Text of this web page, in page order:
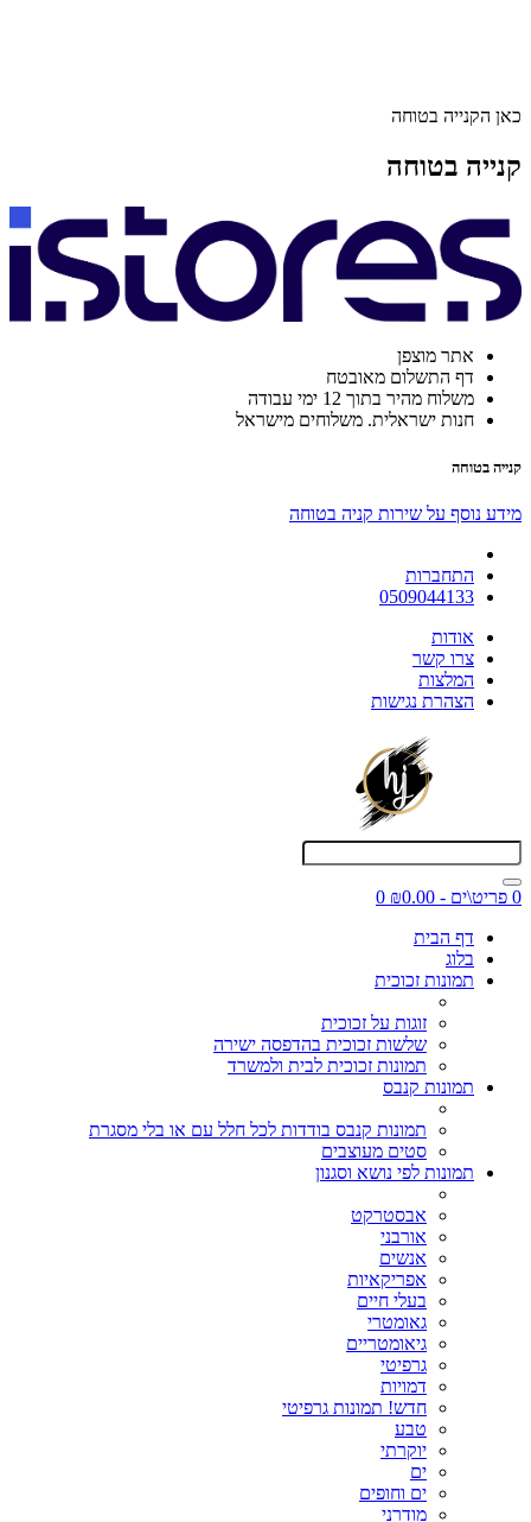
כאן הקנייה בטוחה
קנייה בטוחה
אתר מוצפן
דף התשלום מאובטח
משלוח מהיר בתוך 12 ימי עבודה
חנות ישראלית. משלוחים מישראל
קנייה בטוחה
מידע נוסף על שירות קניה בטוחה
התחברות
0509044133
אודות
צרו קשר
המלצות
הצהרת נגישות
0 פריט\ים - ₪0.00
0
דף הבית
בלוג
תמונות זכוכית
זוגות על זכוכית
שלשות זכוכית בהדפסה ישירה
תמונות זכוכית לבית ולמשרד
תמונות קנבס
תמונות קנבס בודדות לכל חלל עם או בלי מסגרת
סטים מעוצבים
תמונות לפי נושא וסגנון
אבסטרקט
אורבני
אנשים
אפריקאיות
בעלי חיים
גאומטרי
גיאומטריים
גרפיטי
דמויות
חדש! תמונות גרפיטי
טבע
יוקרתי
ים
ים וחופים
מודרני